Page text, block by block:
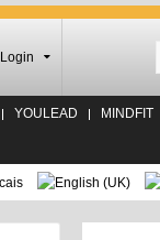
Login
YOULEAD MINDFIT